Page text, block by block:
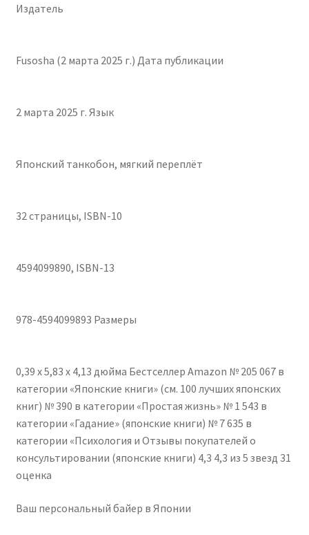
Издатель
Fusosha (2 марта 2025 г.) Дата публикации
2 марта 2025 г. Язык
Японский танкобон, мягкий переплёт
32 страницы, ISBN-10
4594099890, ISBN-13
978-4594099893 Размеры
0,39 x 5,83 x 4,13 дюйма Бестселлер Amazon № 205 067 в
категории «Японские книги» (см. 100 лучших японских
книг) № 390 в категории «Простая жизнь» № 1 543 в
категории «Гадание» (японские книги) № 7 635 в
категории «Психология и Отзывы покупателей о
консультировании (японские книги) 4,3 4,3 из 5 звезд 31
оценка
Ваш персональный байер в Японии